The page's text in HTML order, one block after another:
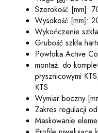
Szerokość [mm]:
Wysokość [mm]:
Wykończenie
Grubość szkła
Powłoka Active
montaż: do
prysznicowymi
KTS
Wymiar boczny
Zakres regulacji
Maskowanie